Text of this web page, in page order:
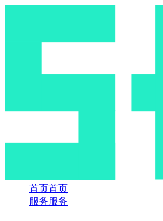
首页首页
服务服务